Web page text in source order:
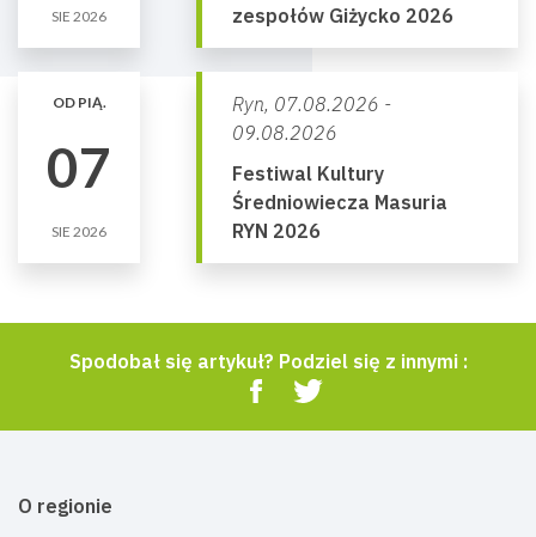
SIE 2026
zespołów Giżycko 2026
OD PIĄ.
07
SIE 2026
Ryn, 07.08.2026 -
09.08.2026
Festiwal Kultury
Średniowiecza Masuria
RYN 2026
Spodobał się artykuł? Podziel się z innymi :
O regionie